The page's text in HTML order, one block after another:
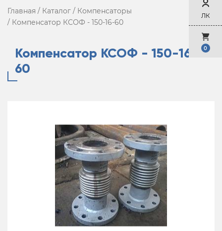
Главная / Каталог / Компенсаторы
/ Компенсатор КСОФ - 150-16-60
Компенсатор КСОФ - 150-16-
60
ЛК
0